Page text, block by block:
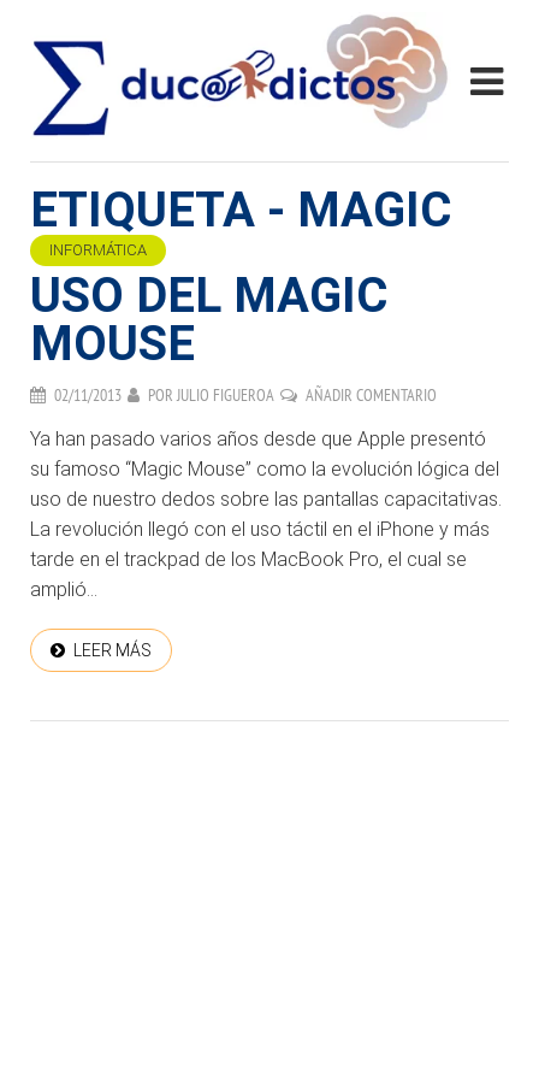
ETIQUETA - MAGIC
INFORMÁTICA
USO DEL MAGIC
MOUSE
02/11/2013 PORJULIO FIGUEROA AÑADIR COMENTARIO
Ya han pasado varios años desde que Apple presentó
su famoso “Magic Mouse” como la evolución lógica del
uso de nuestro dedos sobre las pantallas capacitativas.
La revolución llegó con el uso táctil en el iPhone y más
tarde en el trackpad de los MacBook Pro, el cual se
amplió...
LEER MÁS